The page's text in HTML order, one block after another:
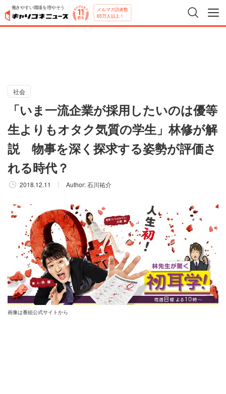
働きやすい職場を増やそう メルマガ読者数
65万人以上！
社会
「いま一流企業が採用したいのは優等
生よりもオタク気質の学生」林修が解
説 物事を深く探求する姿勢が評価さ
れる時代？
2018.12.11 Author:石川祐介
画像は番組公式サイトから